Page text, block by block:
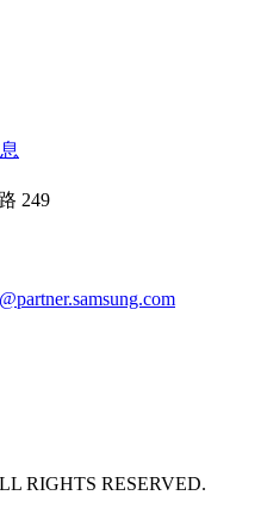
249
RIGHTS RESERVED.